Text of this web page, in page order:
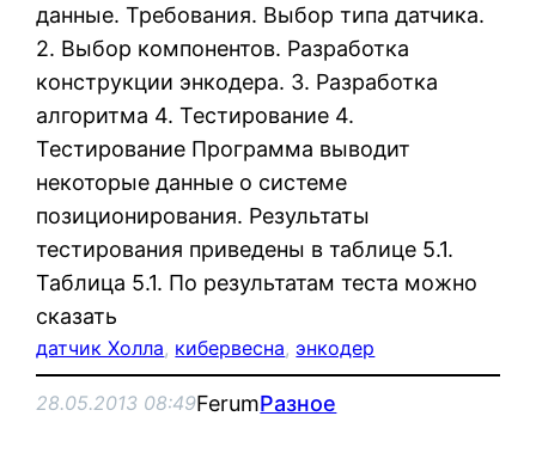
данные. Требования. Выбор типа датчика.
2. Выбор компонентов. Разработка
конструкции энкодера. 3. Разработка
алгоритма 4. Тестирование 4.
Тестирование Программа выводит
некоторые данные о системе
позиционирования. Результаты
тестирования приведены в таблице 5.1.
Таблица 5.1. По результатам теста можно
сказать
датчик Холла, кибервесна, энкодер
28.05.2013 08:49FerumРазное